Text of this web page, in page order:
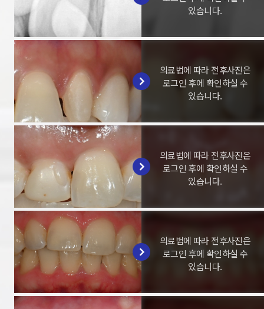
있습니다.
의료법에 따라 전후사진은
로그인 후에 확인하실 수
있습니다.
의료법에 따라 전후사진은
로그인 후에 확인하실 수
있습니다.
의료법에 따라 전후사진은
로그인 후에 확인하실 수
있습니다.